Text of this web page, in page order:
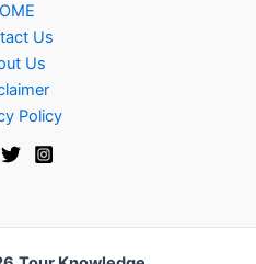
Us
Us
Policy